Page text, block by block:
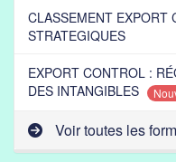
CLASSEMENT EXPORT
STRATEGIQUES
EXPORT CONTROL :
DES INTANGIBLES
Voir toutes les